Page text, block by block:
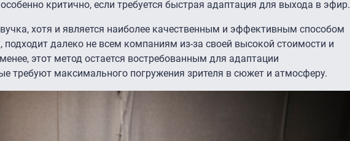
критично, если требуется быстрая адаптация для выхода в эфир.
хотя и является наиболее качественным и эффективным способом
подходит далеко не всем компаниям из-за своей высокой стоимости и
этот метод остается востребованным для адаптации
требуют максимального погружения зрителя в сюжет и атмосферу.